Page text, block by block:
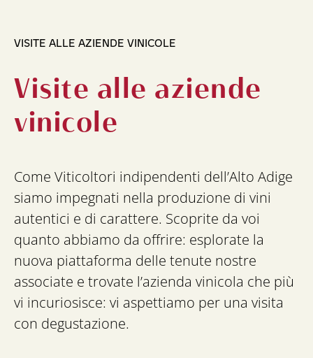
VISITE ALLE AZIENDE VINICOLE
Visite alle aziende
vinicole
Come Viticoltori indipendenti dell’Alto Adige
siamo impegnati nella produzione di vini
autentici e di carattere. Scoprite da voi
quanto abbiamo da offrire: esplorate la
nuova piattaforma delle tenute nostre
associate e trovate l’azienda vinicola che più
vi incuriosisce: vi aspettiamo per una visita
con degustazione.